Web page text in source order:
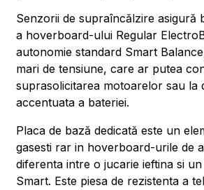
Senzorii de supraîncălzire asigură
a hoverboard-ului Regular
autonomie standard Smart
mari de tensiune, care ar putea
suprasolicitarea motoarelor sau la
accentuata a bateriei.
Placa de bază dedicată este un
gasesti rar in hoverboard-urile de
diferenta intre o jucarie ieftina si
Smart. Este piesa de rezistenta a